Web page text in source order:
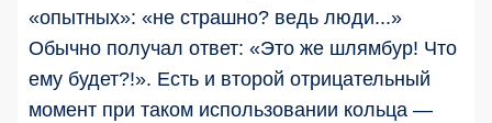
«опытных»: «не страшно? ведь люди...»
Обычно получал ответ: «Это же шлямбур! Что
ему будет?!». Есть и второй отрицательный
момент при таком использовании кольца —